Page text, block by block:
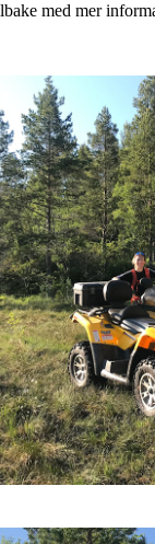
med mer